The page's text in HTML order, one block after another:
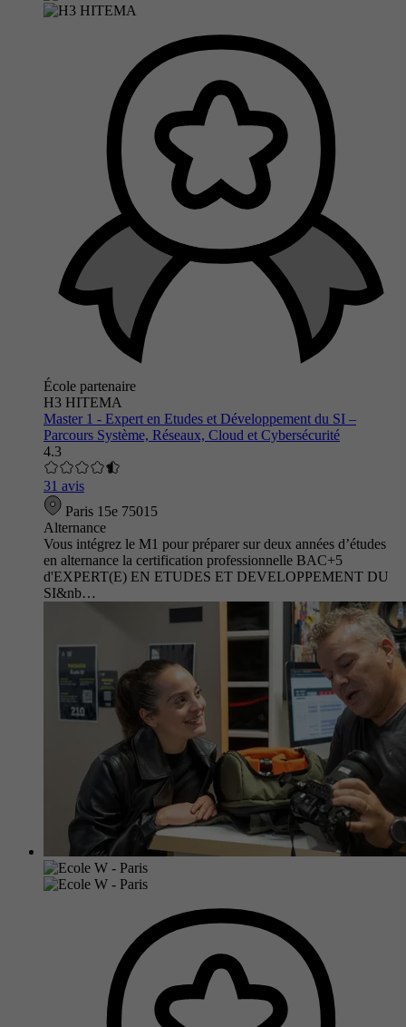
École partenaire
H3 HITEMA
Master 1 - Expert en Etudes et Développement du SI –
Parcours Système, Réseaux, Cloud et Cybersécurité
4.3
31 avis
Paris 15e 75015
Alternance
Vous intégrez le M1 pour préparer sur deux années d’études
en alternance la certification professionnelle BAC+5
d'EXPERT(E) EN ETUDES ET DEVELOPPEMENT DU
SI&nb…